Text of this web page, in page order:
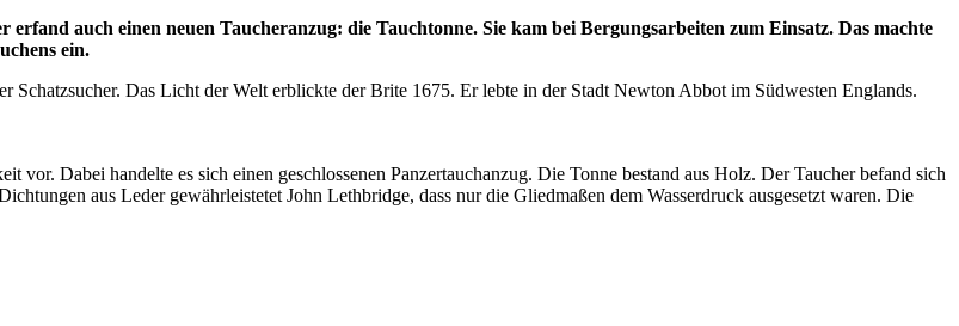
auch einen neuen Taucheranzug: die Tauchtonne. Sie kam bei Bergungsarbeiten zum Einsatz. Das machte
ein.
Das Licht der Welt erblickte der Brite 1675. Er lebte in der Stadt Newton Abbot im Südwesten Englands.
vor. Dabei handelte es sich einen geschlossenen Panzertauchanzug. Die Tonne bestand aus Holz. Der Taucher befand sich
aus Leder gewährleistetet John Lethbridge, dass nur die Gliedmaßen dem Wasserdruck ausgesetzt waren. Die